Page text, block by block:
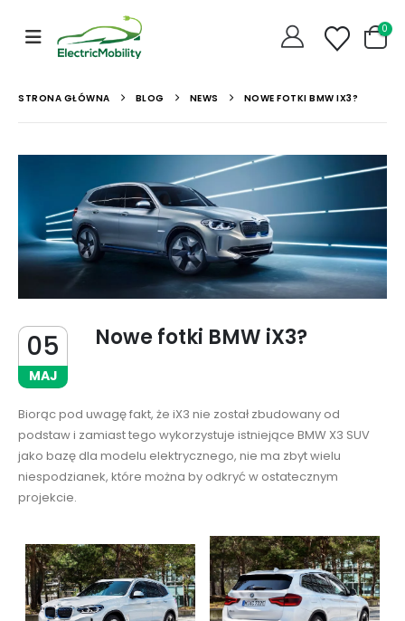
0
STRONA GŁÓWNA BLOG NEWS NOWE FOTKI BMW IX3?
05
MAJ
Nowe fotki BMW iX3?
Biorąc pod uwagę fakt, że iX3 nie został zbudowany od
podstaw i zamiast tego wykorzystuje istniejące BMW X3 SUV
jako bazę dla modelu elektrycznego, nie ma zbyt wielu
niespodzianek, które można by odkryć w ostatecznym
projekcie.